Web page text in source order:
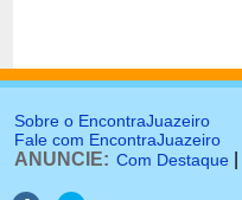
Sobre o EncontraJuazeiro
Fale com EncontraJuazeiro
ANUNCIE: Com Destaque